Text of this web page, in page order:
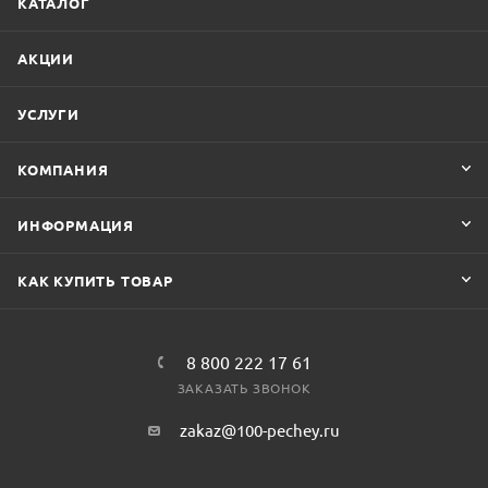
АКЦИИ
УСЛУГИ
КОМПАНИЯ
ИНФОРМАЦИЯ
КАК КУПИТЬ ТОВАР
8 800 222 17 61
ЗАКАЗАТЬ ЗВОНОК
zakaz@100-pechey.ru